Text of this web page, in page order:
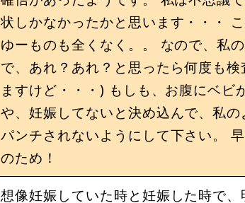
状しかなかったかと思います・・・
ゆーものも全くなく。。 なので、私
で、あれ？あれ？と思ったら何度も
ますけど・・・) もしも、お腹にベビ
や、妊娠してないと決め込んで、私
パンチされないようにして下さい。
のため！
想像妊娠していた時と妊娠した時で